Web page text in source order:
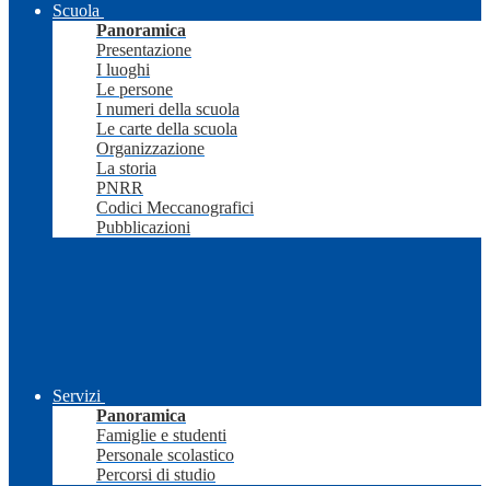
Scuola
Panoramica
Presentazione
I luoghi
Le persone
I numeri della scuola
Le carte della scuola
Organizzazione
La storia
PNRR
Codici Meccanografici
Pubblicazioni
Servizi
Panoramica
Famiglie e studenti
Personale scolastico
Percorsi di studio